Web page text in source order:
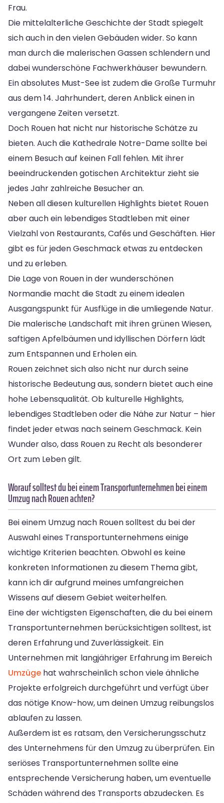
Frau.
Die mittelalterliche Geschichte der Stadt spiegelt
sich auch in den vielen Gebäuden wider. So kann
man durch die malerischen Gassen schlendern und
dabei wunderschöne Fachwerkhäuser bewundern.
Ein absolutes Must-See ist zudem die Große Turmuhr
aus dem 14. Jahrhundert, deren Anblick einen in
vergangene Zeiten versetzt.
Doch Rouen hat nicht nur historische Schätze zu
bieten. Auch die Kathedrale Notre-Dame sollte bei
einem Besuch auf keinen Fall fehlen. Mit ihrer
beeindruckenden gotischen Architektur zieht sie
jedes Jahr zahlreiche Besucher an.
Neben all diesen kulturellen Highlights bietet Rouen
aber auch ein lebendiges Stadtleben mit einer
Vielzahl von Restaurants, Cafés und Geschäften. Hier
gibt es für jeden Geschmack etwas zu entdecken
und zu erleben.
Die Lage von Rouen in der wunderschönen
Normandie macht die Stadt zu einem idealen
Ausgangspunkt für Ausflüge in die umliegende Natur.
Die malerische Landschaft mit ihren grünen Wiesen,
saftigen Apfelbäumen und idyllischen Dörfern lädt
zum Entspannen und Erholen ein.
Rouen zeichnet sich also nicht nur durch seine
historische Bedeutung aus, sondern bietet auch eine
hohe Lebensqualität. Ob kulturelle Highlights,
lebendiges Stadtleben oder die Nähe zur Natur – hier
findet jeder etwas nach seinem Geschmack. Kein
Wunder also, dass Rouen zu Recht als besonderer
Ort zum Leben gilt.
Worauf solltest du bei einem Transportunternehmen bei einem
Umzug nach Rouen achten?
Bei einem Umzug nach Rouen solltest du bei der
Auswahl eines Transportunternehmens einige
wichtige Kriterien beachten. Obwohl es keine
konkreten Informationen zu diesem Thema gibt,
kann ich dir aufgrund meines umfangreichen
Wissens auf diesem Gebiet weiterhelfen.
Eine der wichtigsten Eigenschaften, die du bei einem
Transportunternehmen berücksichtigen solltest, ist
deren Erfahrung und Zuverlässigkeit. Ein
Unternehmen mit langjähriger Erfahrung im Bereich
Umzüge hat wahrscheinlich schon viele ähnliche
Projekte erfolgreich durchgeführt und verfügt über
das nötige Know-how, um deinen Umzug reibungslos
ablaufen zu lassen.
Außerdem ist es ratsam, den Versicherungsschutz
des Unternehmens für den Umzug zu überprüfen. Ein
seriöses Transportunternehmen sollte eine
entsprechende Versicherung haben, um eventuelle
Schäden während des Transports abzudecken. Es